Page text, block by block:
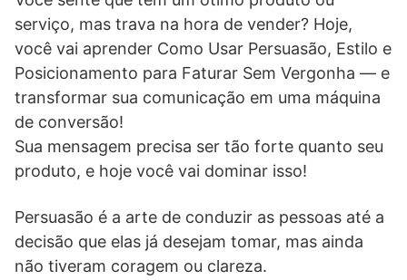
serviço, mas trava na hora de vender? Hoje,
você vai aprender Como Usar Persuasão, Estilo e
Posicionamento para Faturar Sem Vergonha — e
transformar sua comunicação em uma máquina
de conversão!
Sua mensagem precisa ser tão forte quanto seu
produto, e hoje você vai dominar isso!
Persuasão é a arte de conduzir as pessoas até a
decisão que elas já desejam tomar, mas ainda
não tiveram coragem ou clareza.